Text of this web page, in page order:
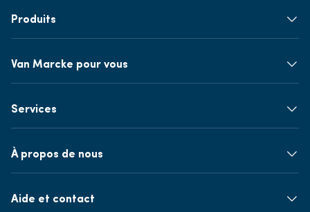
Produits
Van Marcke pour vous
Services
À propos de nous
Aide et contact